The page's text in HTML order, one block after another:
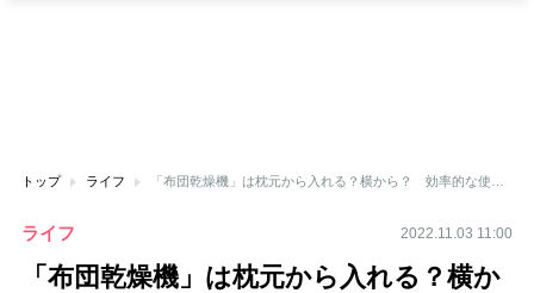
トップ ライフ
ライフ 2022.11.03 11:00
「布団乾燥機」は枕元から入れる？横か